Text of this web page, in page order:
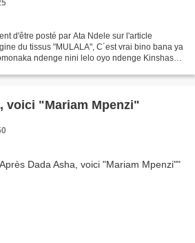
d'être posté par Ata Ndele sur l'article
du tissus "MULALA", C´est vrai bino bana ya
ndenge nini lelo oyo ndenge Kinshasa
voici "Mariam Mpenzi"